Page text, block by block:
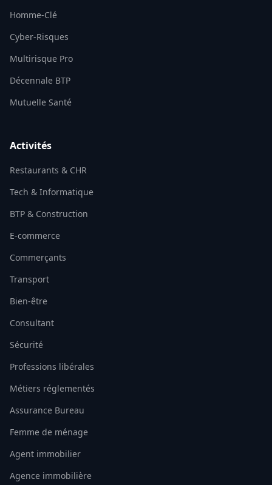
Homme-Clé
Cyber-Risques
Multirisque Pro
Décennale BTP
Mutuelle Santé
Activités
Restaurants & CHR
Tech & Informatique
BTP & Construction
E-commerce
Commerçants
Transport
Bien-être
Consultant
Sécurité
Professions libérales
Métiers réglementés
Assurance Bureau
Femme de ménage
Agent immobilier
Agence immobilière